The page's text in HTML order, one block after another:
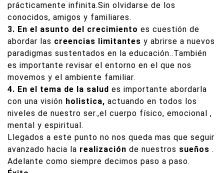
prácticamente infinita.Sin olvidarse de los
conocidos, amigos y familiares.
3. En el asunto del crecimiento es cuestión de
abordar las creencias limitantes y abrirse a nuevos
paradigmas sustentados en la educación..También
es importante revisar el entorno en el que nos
movemos y el ambiente familiar.
4. En el tema de la salud es importante abordarla
con una visión holistica, actuando en todos los
niveles de nuestro ser.,el cuerpo físico, emocional ,
mental y espiritual.
Llegados a este punto no nos queda mas que seguir
avanzado hacia la realización de nuestros sueños .
Adelante como siempre decimos paso a paso.